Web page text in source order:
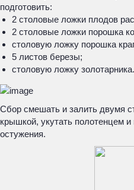
подготовить:
2 столовые ложки плодов
2 столовые ложки порошка
столовую ложку порошка
5 листов березы;
столовую ложку золотарника.
Сбор смешать и залить двумя
крышкой, укутать полотенцем
остужения.